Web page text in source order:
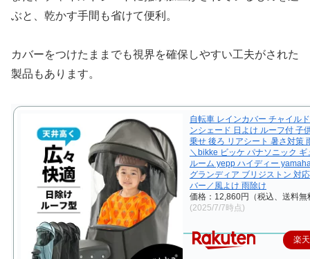
ぶと、乾かす手間も省けて便利。
カバーをつけたままでも視界を確保しやすい工夫がされた
製品もあります。
自転車 レインカバー チャイル
ンシェード 日よけ ルーフ付 子
乗せ 後ろ リアシート 暑さ対策
＼bikke ビッケ パナソニック ギ
ルーム yepp ハイディー
グランディア ブリジストン 対
バー／風よけ 雨除け
価格：12,860円（税込、送料無
(2025/7/7時点)
楽